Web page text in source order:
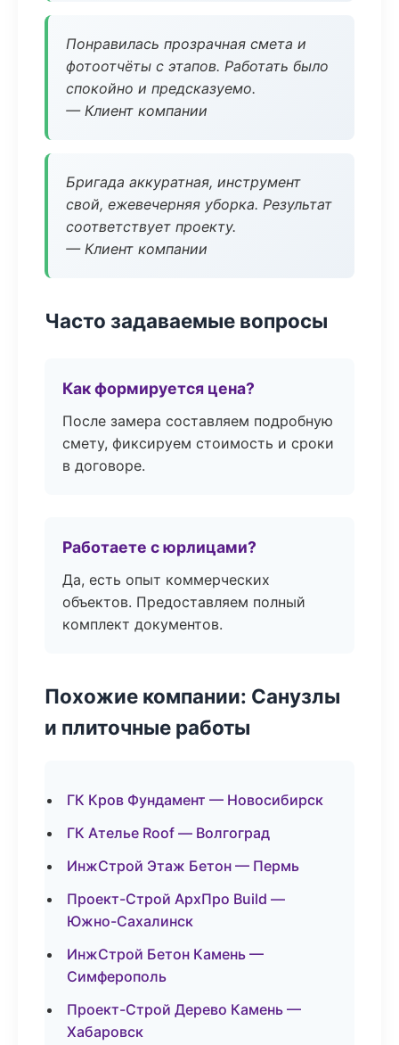
Понравилась прозрачная смета и
фотоотчёты с этапов. Работать было
спокойно и предсказуемо.
— Клиент компании
Бригада аккуратная, инструмент
свой, ежевечерняя уборка. Результат
соответствует проекту.
— Клиент компании
Часто задаваемые вопросы
Как формируется цена?
После замера составляем подробную
смету, фиксируем стоимость и сроки
в договоре.
Работаете с юрлицами?
Да, есть опыт коммерческих
объектов. Предоставляем полный
комплект документов.
Похожие компании: Санузлы
и плиточные работы
ГК Кров Фундамент — Новосибирск
ГК Ателье Roof — Волгоград
ИнжСтрой Этаж Бетон — Пермь
Проект-Строй АрхПро Build —
Южно-Сахалинск
ИнжСтрой Бетон Камень —
Симферополь
Проект-Строй Дерево Камень —
Хабаровск